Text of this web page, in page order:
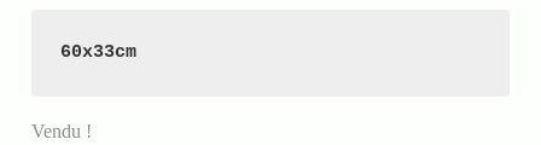
60x33cm
Vendu !